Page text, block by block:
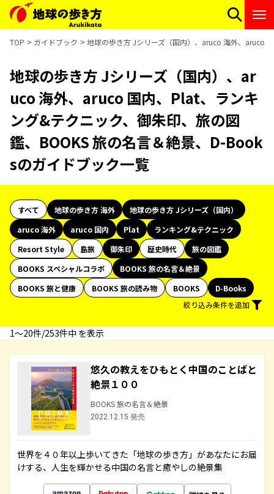
TOP ガイドブック 地球の歩き方 Jシリーズ（国内）、aruco 海外、aruco
地球の歩き方 Jシリーズ（国内）、ar
uco 海外、aruco 国内、Plat、ランキ
ング&テクニック、御朱印、旅の図
鑑、BOOKS 旅の名言＆絶景、D-Book
sのガイドブック一覧
すべて 地球の歩き方 海外
地球の歩き方 Jシリーズ（国内）
aruco 海外
aruco 国内 Plat
ランキング&テクニック
Resort Style
島旅 御朱印 歴史時代
旅の図鑑
BOOKS スペシャルコラボ
BOOKS 旅の名言＆絶景
BOOKS 旅と健康
BOOKS 旅の読み物 BOOKS
D-Books
絞り込み条件を追加
1〜20件/253件中 を表示
悠久の教えをひもとく中国のことばと
絶景１００
BOOKS 旅の名言＆絶景
2022.12.15 発売
世界を４０年以上歩いてきた「地球の歩き方」があなたにお届
けする、人生を輝かせる中国の名言と癒やしの絶景集